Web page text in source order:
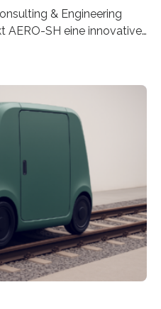
& Engineering
AERO-SH eine innovative,
die maritime und
Entwicklungskosten zu
in eine nachhaltige
für
Raumfahrt fördert das
von drei Jahren mit
FH Kiel…